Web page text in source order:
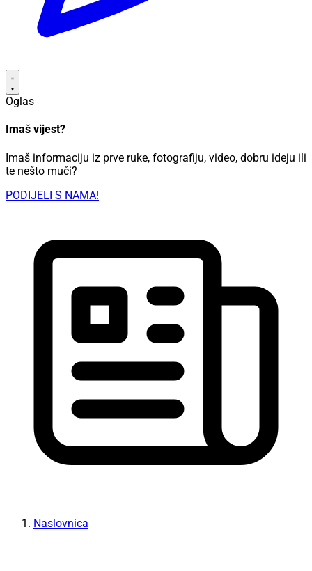
Oglas
Imaš vijest?
Imaš informaciju iz prve ruke, fotografiju, video, dobru ideju ili
te nešto muči?
PODIJELI S NAMA!
Naslovnica